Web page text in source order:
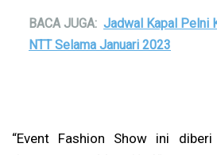
BACA JUGA: Jadwal Kapal Pelni
NTT Selama Januari 2023
“Event Fashion Show ini